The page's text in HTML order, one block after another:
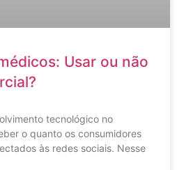
Usar ou não
tecnológico no
o quanto os consumidores
às redes sociais. Nesse